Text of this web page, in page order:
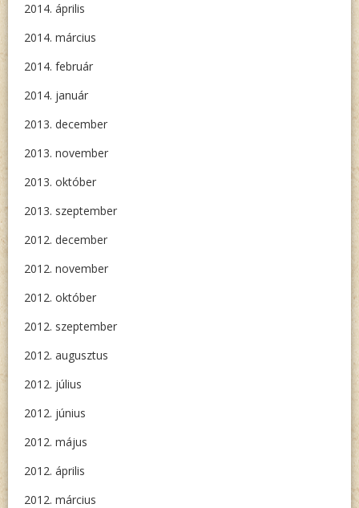
2014. április
2014. március
2014. február
2014. január
2013. december
2013. november
2013. október
2013. szeptember
2012. december
2012. november
2012. október
2012. szeptember
2012. augusztus
2012. július
2012. június
2012. május
2012. április
2012. március